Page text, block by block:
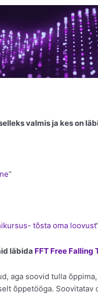
valmis ja kes on
“
tõsta oma loovust
läbida FFT Free
aga soovid tulla
õppetööga.